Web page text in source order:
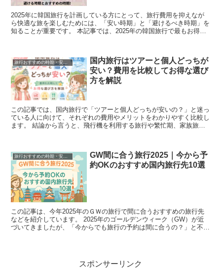
2025年に韓国旅行を計画している方にとって、旅行費用を抑えなが
ら快適な旅を楽しむためには、「安い時期」と「避けるべき時期」を
知ることが重要です。 本記事では、2025年の韓国旅行で最もお得な
旅行おすすめの時期・安い時期
国内旅行はツアーと個人どっちが
安い？費用を比較してお得な選び
方を解説
この記事では、国内旅行で「ツアーと個人どっちが安いの？」と迷っ
ている人に向けて、それぞれの費用やメリットをわかりやすく比較し
ます。 結論から言うと、飛行機を利用する旅行や繁忙期、家族旅行
旅行おすすめの時期・安い時期
GW間に合う旅行2025｜今から予
約OKのおすすめ国内旅行先10選
この記事は、今年2025年のＧＷの旅行で間に合うおすすめの旅行先
などを紹介しています。 2025年のゴールデンウィーク（GW）が近
づいてきましたが、「今からでも旅行の予約は間に合うの？」と不安
スポンサーリンク